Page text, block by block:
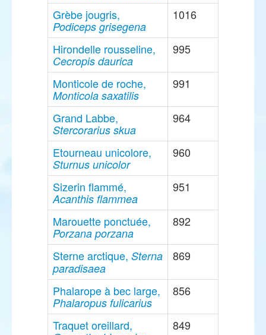
Grèbe jougris,
Podiceps grisegena
1016
Hirondelle rousseline,
Cecropis daurica
995
Monticole de roche,
Monticola saxatilis
991
Grand Labbe,
Stercorarius skua
964
Etourneau unicolore,
Sturnus unicolor
960
Sizerin flammé,
Acanthis flammea
951
Marouette ponctuée,
Porzana porzana
892
Sterne arctique, Sterna
paradisaea
869
Phalarope à bec large,
Phalaropus fulicarius
856
Traquet oreillard, 849